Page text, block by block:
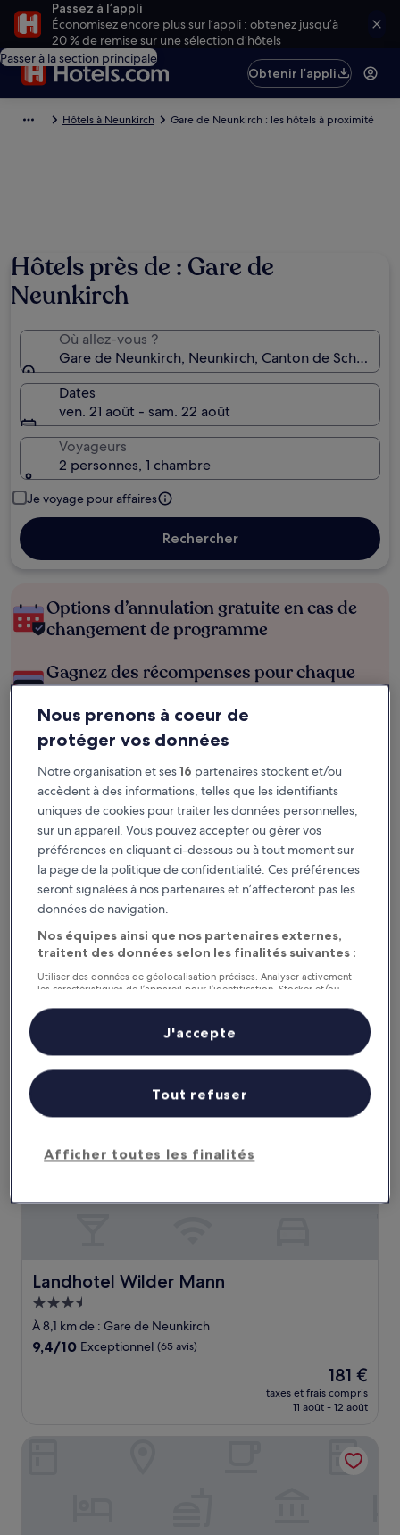
Passez à l’appli
Économisez encore plus sur l’appli : obtenez jusqu’à
20 % de remise sur une sélection d’hôtels
Passer à la section principale
Obtenir l’appli
Hôtels à Neunkirch Gare de Neunkirch : les hôtels à proximité
Hôtels près de : Gare de
Neunkirch
Où allez-vous ?
Gare de Neunkirch, Neunkirch, Canton de
Dates
ven. 21 août - sam. 22 août
Voyageurs
2 personnes, 1 chambre
Je voyage pour affaires
Rechercher
Options d’annulation gratuite en cas de
changement de programme
Gagnez des récompenses pour chaque
nuit séjournée
Économisez plus grâce aux Prix membres
Consultez les prix pour ces dates
Ce soir
7 août - 8 août
Demain
8 août - 9 août
Ce week-end
7 août - 9 août
Le week-end prochain
Recommandés Prix (croissant)
Gare de Neunkirch : où loger à
proximité ?
Landhotel Wilder Mann
Landhotel Wilder Mann
Hébergement
3.5 étoiles
À 8,1 km de : Gare de Neunkirch
9.4
9,4/10 Exceptionnel (65 avis)
Le
nouveau
prix
de
181 €
181 €
taxes et frais compris
11 août - 12 août
Landhotel Wilder Mann
Nous prenons à coeur de
protéger vos données
Notre organisation et ses16 partenaires stockent et/ou
accèdent à des informations, telles que les identifiants
uniques de cookies pour traiter les données personnelles,
sur un appareil. Vous pouvez accepter ou gérer vos
préférences en cliquant ci-dessous ou à tout moment sur
la page de la politique de confidentialité. Ces préférences
seront signalées à nos partenaires et n’affecteront pas les
données de navigation.
Nos équipes ainsi que nos partenaires externes,
traitent des données selon les finalités suivantes :
Utiliser des données de géolocalisation précises. Analyser activement
les caractéristiques de l’appareil pour l’identification. Stocker et/ou
personnalisés, mesure de performance des publicités et du contenu,
études d’audience et développement de services.
Liste de nos partenaires (fournisseurs)
Afficher toutes les finalités
Tout refuser
J'accepte